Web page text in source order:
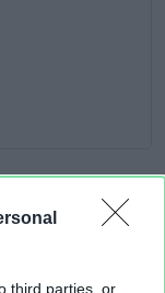
third parties, or